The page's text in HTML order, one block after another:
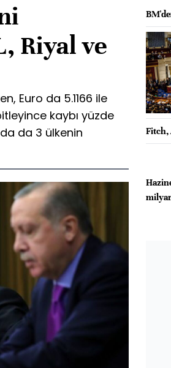
Riyal ve
Euro da 5.1166 ile
kaybı yüzde
da 3 ülkenin
Fitch,